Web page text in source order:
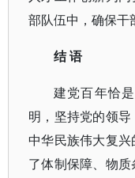
部队伍中，确保干
结 语
建党百年恰
明，坚持党的领
中华民族伟大复
了体制保障、物